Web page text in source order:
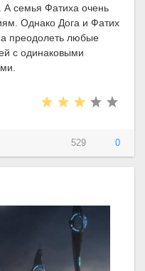
А семья Фатиха очень
Однако Дога и Фатих
преодолеть любые
с одинаковыми
529 0